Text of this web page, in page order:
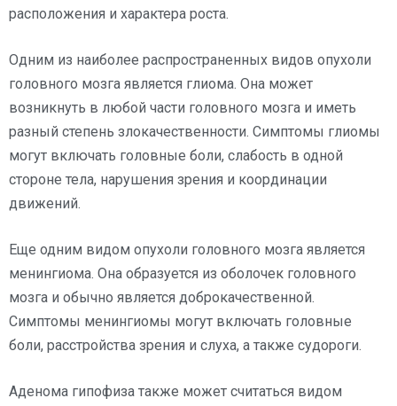
расположения и характера роста.
Одним из наиболее распространенных видов опухоли
головного мозга является глиома. Она может
возникнуть в любой части головного мозга и иметь
разный степень злокачественности. Симптомы глиомы
могут включать головные боли, слабость в одной
стороне тела, нарушения зрения и координации
движений.
Еще одним видом опухоли головного мозга является
менингиома. Она образуется из оболочек головного
мозга и обычно является доброкачественной.
Симптомы менингиомы могут включать головные
боли, расстройства зрения и слуха, а также судороги.
Аденома гипофиза также может считаться видом